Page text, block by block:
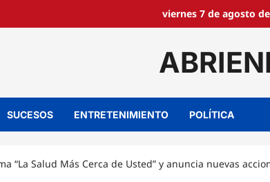
viernes 7 de agosto
SUCESOS ENTRETENIMIENTO POLÍTICA
“La Salud Más Cerca de Usted” y anuncia nuevas